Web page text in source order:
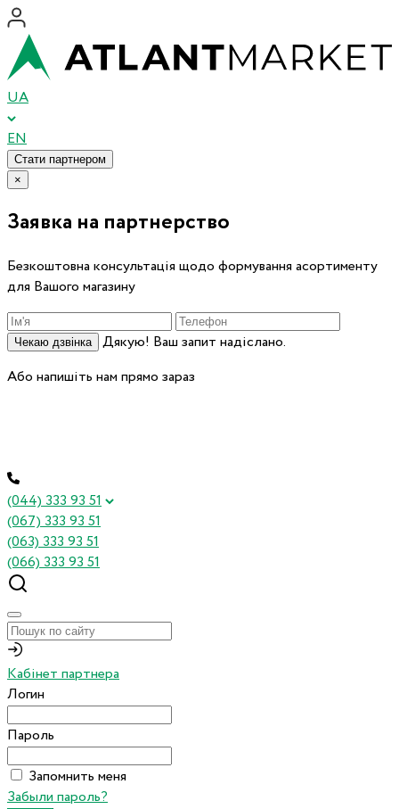
UA
EN
Стати партнером
×
Заявка на партнерство
Безкоштовна консультація щодо формування асортименту
для Вашого магазину
Чекаю дзвінка
Дякую! Ваш запит надіслано.
Або напишіть нам прямо зараз
(044) 333 93 51
(067) 333 93 51
(063) 333 93 51
(066) 333 93 51
Кабінет партнера
Логин
Пароль
Запомнить меня
Забыли пароль?